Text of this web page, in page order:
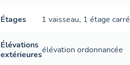
Étages 1 vaisseau, 1 étage carré
Élévations
extérieuresélévation ordonnancée